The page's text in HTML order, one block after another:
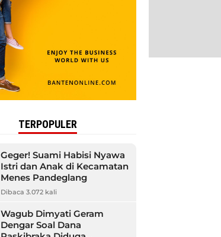
TERPOPULER
Geger! Suami Habisi Nyawa
Istri dan Anak di Kecamatan
Menes Pandeglang
Dibaca 3.072 kali
Wagub Dimyati Geram
Dengar Soal Dana